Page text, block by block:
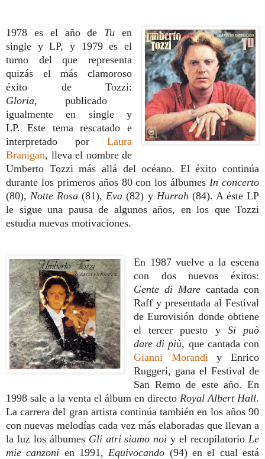
1978 es el año de Tuen
single y LP, y 1979 es el
turno del que representa
quizás el más clamoroso
éxito de Tozzi:
Gloria,publicado
igualmente en single y
LP. Este tema rescatado e
interpretado porLaura
Branigan, lleva el nombre de
Umberto Tozzi más allá del océano. El éxito continúa
durante los primeros años 80 con los álbumes In concerto
(80), Notte Rosa (81), Eva(82) y Hurrah (84). A éste LP
le sigue una pausa de algunos años, en los que Tozzi
estudia nuevas motivaciones.
En 1987 vuelve a la escena
con dos nuevos éxitos:
Gente di Marecantada con
Raff y presentada al Festival
de Eurovisión donde obtiene
el tercer puesto y Si può
dare di più, que cantada con
Gianni Morandi y Enrico
Ruggeri, gana el Festival de
San Remo de este año. En
1998 sale a la venta el álbum en directo Royal Albert Hall.
La carrera del gran artista continúa también en los años 90
con nuevas melodías cada vez más elaboradas que llevan a
la luz los álbumes Gli atri siamo noiy el recopilatorio Le
mie canzoni en 1991 , Equivocando (94) en el cual está